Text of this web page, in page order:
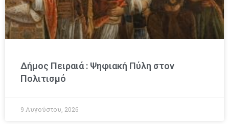
Δήμος Πειραιά : Ψηφιακή Πύλη στον
Πολιτισμό
9 Αυγούστου, 2026